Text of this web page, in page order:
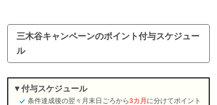
三木谷キャンペーンのポイント付与スケジュー
ル
付与スケジュール
条件達成後の翌々月末日ごろから3カ月 に分けてポイント